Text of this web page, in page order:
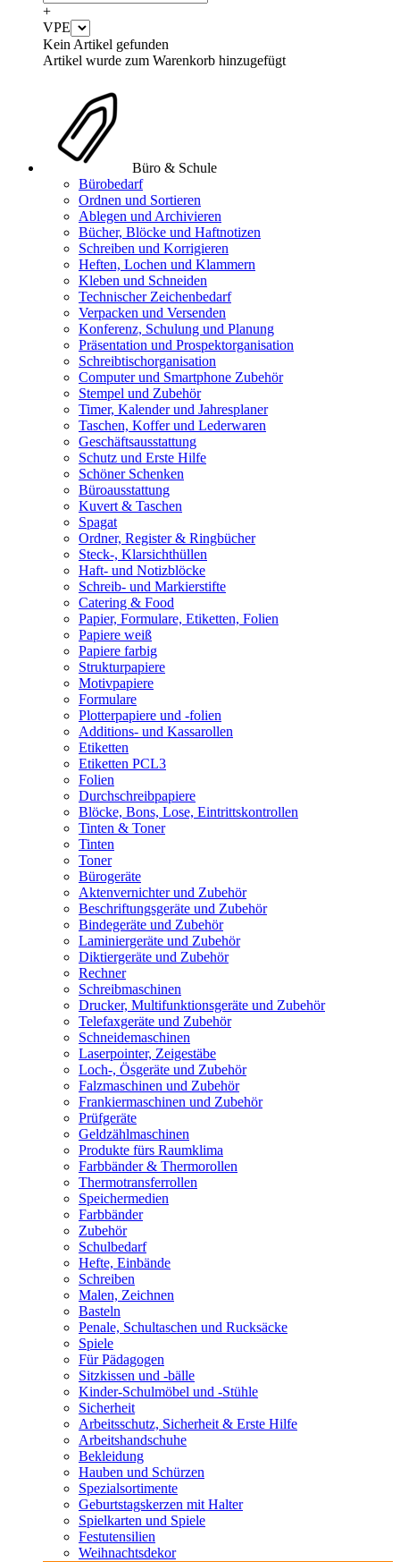
+
VPE
Kein Artikel gefunden
Artikel wurde zum Warenkorb hinzugefügt
Büro & Schule
Bürobedarf
Ordnen und Sortieren
Ablegen und Archivieren
Bücher, Blöcke und Haftnotizen
Schreiben und Korrigieren
Heften, Lochen und Klammern
Kleben und Schneiden
Technischer Zeichenbedarf
Verpacken und Versenden
Konferenz, Schulung und Planung
Präsentation und Prospektorganisation
Schreibtischorganisation
Computer und Smartphone Zubehör
Stempel und Zubehör
Timer, Kalender und Jahresplaner
Taschen, Koffer und Lederwaren
Geschäftsausstattung
Schutz und Erste Hilfe
Schöner Schenken
Büroausstattung
Kuvert & Taschen
Spagat
Ordner, Register & Ringbücher
Steck-, Klarsichthüllen
Haft- und Notizblöcke
Schreib- und Markierstifte
Catering & Food
Papier, Formulare, Etiketten, Folien
Papiere weiß
Papiere farbig
Strukturpapiere
Motivpapiere
Formulare
Plotterpapiere und -folien
Additions- und Kassarollen
Etiketten
Etiketten PCL3
Folien
Durchschreibpapiere
Blöcke, Bons, Lose, Eintrittskontrollen
Tinten & Toner
Tinten
Toner
Bürogeräte
Aktenvernichter und Zubehör
Beschriftungsgeräte und Zubehör
Bindegeräte und Zubehör
Laminiergeräte und Zubehör
Diktiergeräte und Zubehör
Rechner
Schreibmaschinen
Drucker, Multifunktionsgeräte und Zubehör
Telefaxgeräte und Zubehör
Schneidemaschinen
Laserpointer, Zeigestäbe
Loch-, Ösgeräte und Zubehör
Falzmaschinen und Zubehör
Frankiermaschinen und Zubehör
Prüfgeräte
Geldzählmaschinen
Produkte fürs Raumklima
Farbbänder & Thermorollen
Thermotransferrollen
Speichermedien
Farbbänder
Zubehör
Schulbedarf
Hefte, Einbände
Schreiben
Malen, Zeichnen
Basteln
Penale, Schultaschen und Rucksäcke
Spiele
Für Pädagogen
Sitzkissen und -bälle
Kinder-Schulmöbel und -Stühle
Sicherheit
Arbeitsschutz, Sicherheit & Erste Hilfe
Arbeitshandschuhe
Bekleidung
Hauben und Schürzen
Spezialsortimente
Geburtstagskerzen mit Halter
Spielkarten und Spiele
Festutensilien
Weihnachtsdekor